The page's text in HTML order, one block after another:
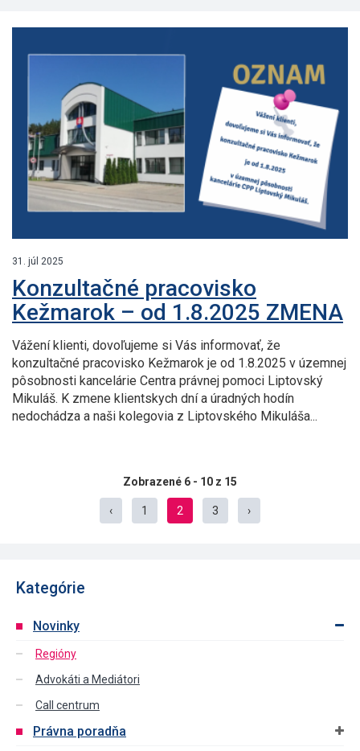
31. júl 2025
Konzultačné pracovisko
Kežmarok – od 1.8.2025 ZMENA
Vážení klienti, dovoľujeme si Vás informovať, že
konzultačné pracovisko Kežmarok je od 1.8.2025 v územnej
pôsobnosti kancelárie Centra právnej pomoci Liptovský
Mikuláš. K zmene klientskych dní a úradných hodín
nedochádza a naši kolegovia z Liptovského Mikuláša...
Zobrazené 6 - 10 z 15
‹ 1 2 3 ›
Kategórie
Novinky
Regióny
Advokáti a Mediátori
Call centrum
Právna poradňa